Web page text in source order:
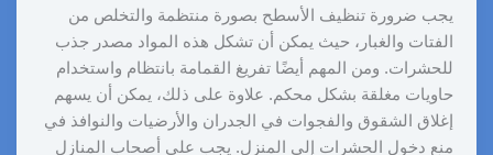
يجب ضرورة تنظيف الأسطح بصورة منتظمة والتخلص من
الفتات والغبار، حيث يمكن أن تشكل هذه المواد مصدر جذب
للحشرات. ومن المهم أيضًا تفريغ القمامة بانتظام واستخدام
حاويات مغلقة بشكل محكم. علاوة على ذلك، يمكن أن يسهم
إغلاق الشقوق والفجوات في الجدران والأرضيات والنوافذ في
منع دخول الحشرات إلى المنزل. يجب على أصحاب المنازل